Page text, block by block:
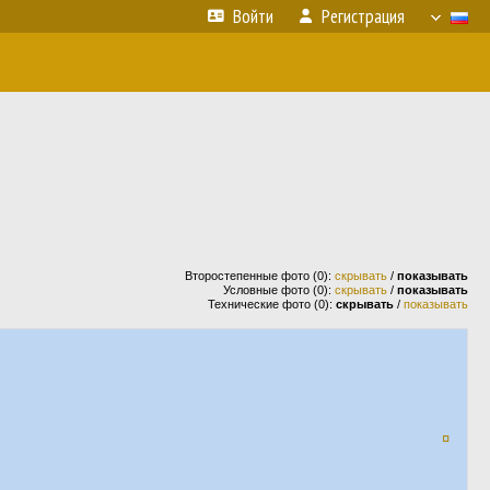
Войти Регистрация
Второстепенные фото (0): скрывать / показывать
Условные фото (0): скрывать / показывать
Технические фото (0): скрывать / показывать
¤